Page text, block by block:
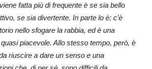
fatta più di frequente è se sia bello
se sia divertente. In parte lo è: c’è
nello sfogare la rabbia, ed è una
piacevole. Allo stesso tempo, però, è
riuscire a dare un senso e una